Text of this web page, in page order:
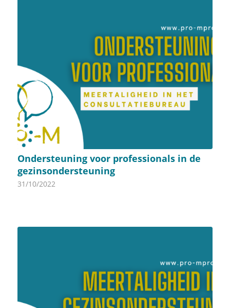
Ondersteuning voor professionals in de
gezinsondersteuning
31/10/2022